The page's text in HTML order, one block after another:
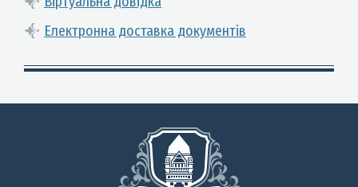
Електронна доставка документів